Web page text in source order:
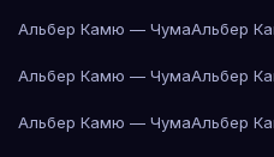
Альбер Камю — ЧумаАльбер
Альбер Камю — ЧумаАльбер
Альбер Камю — ЧумаАльбер